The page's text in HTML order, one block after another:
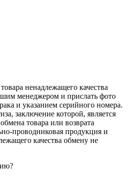
ненадлежащего качества
менеджером и прислать фото
и указанием серийного номера.
заключение которой, является
товара или возврата
проводниковая продукция и
качества обмену не